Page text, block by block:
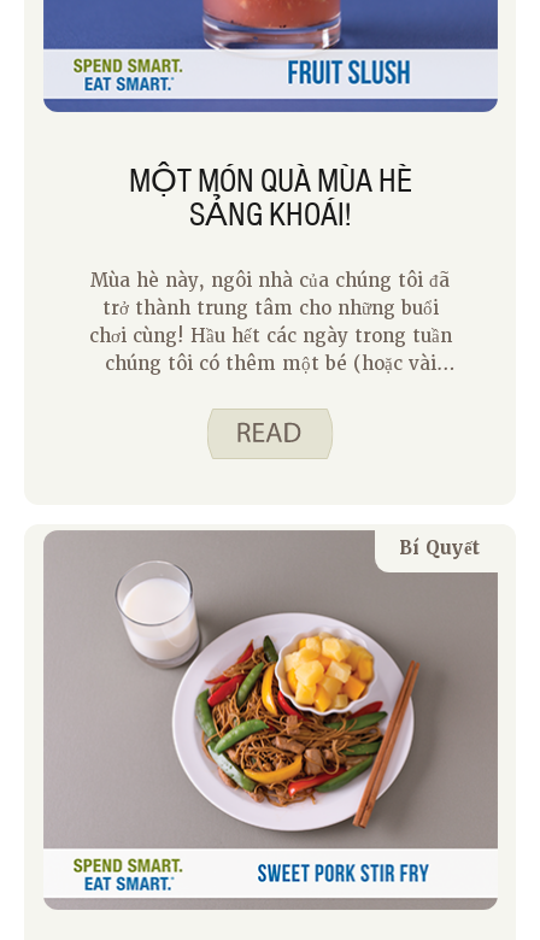
MỘT MÓN QUÀ MÙA HÈ
SẢNG KHOÁI!
Mùa hè này, ngôi nhà của chúng tôi đã
trở thành trung tâm cho những buổi
chơi cùng! Hầu hết các ngày trong tuần
chúng tôi có thêm một bé (hoặc vài
7 tuổi có thể ăn nhiều đến vậy trong
vòng hai tiếng cho đến mùa hè này! Với
đồ ăn nhẹ và nước uống để không ai ra
Bí Quyết